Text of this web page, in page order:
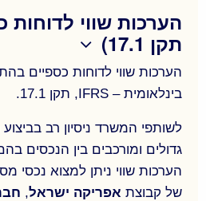
את מקומם לבניה חדשה
המשרד מספק ליווי שמאי
בינוי – בערים שונות ברחבי הארץ.
ליווי שוטף ומקיף ליזמים –
ניתוח מקדמי פינוי; טיפול
במציאת פתרונות מימון
תקן 17.1)
הערכות שווי לדוחות כספיים
בינלאומית – IFRS, תקן 17.1.
לשותפי המשרד ניסיון רב
גדולים ומורכבים בין הנכסים
הערכות שווי ניתן למצוא נכסי
של קבוצת אפריקה ישראל,